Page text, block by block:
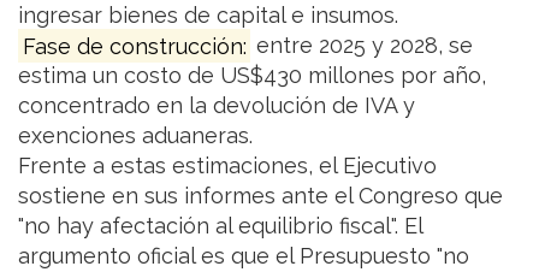
ingresar bienes de capital e insumos.
Fase de construcción: entre 2025 y 2028, se
estima un costo de US$430 millones por año,
concentrado en la devolución de IVA y
exenciones aduaneras.
Frente a estas estimaciones, el Ejecutivo
sostiene en sus informes ante el Congreso que
"no hay afectación al equilibrio fiscal". El
argumento oficial es que el Presupuesto "no